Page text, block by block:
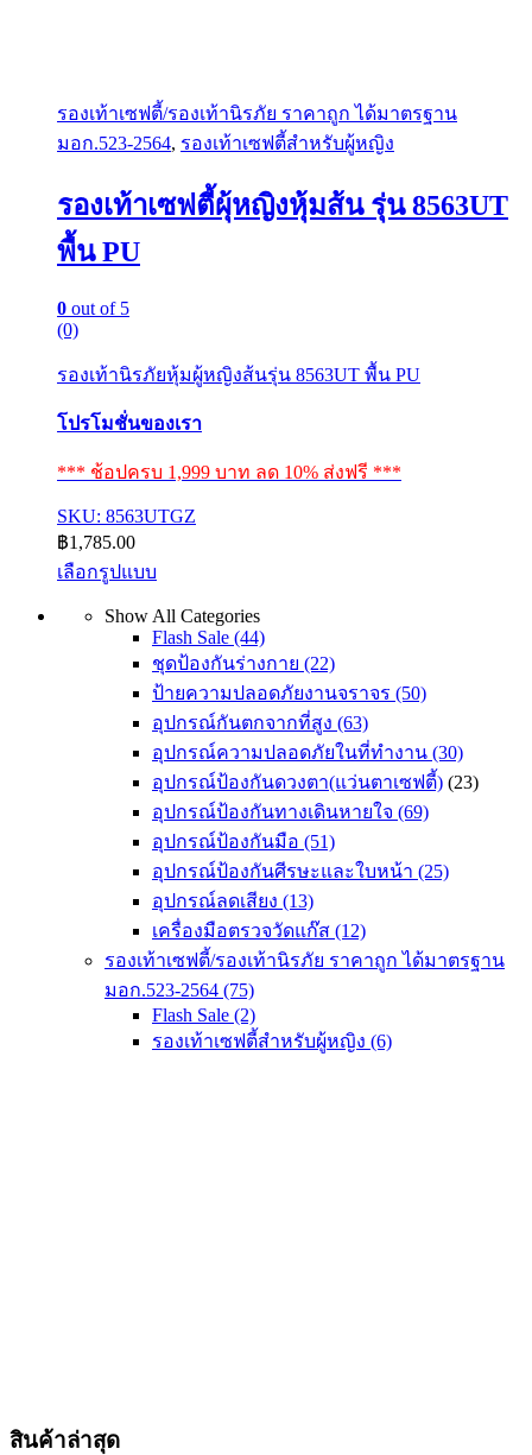
รองเท้าเซฟตี้/รองเท้านิรภัย ราคาถูก ได้มาตรฐาน
มอก.523-2564, รองเท้าเซฟตี้สำหรับผู้หญิง
รองเท้าเซฟตี้ผุ้หญิงหุ้มส้น รุ่น 8563UT
พื้น PU
0 out of 5
(0)
รองเท้านิรภัยหุ้มผู้หญิงส้นรุ่น 8563UT พื้น PU
โปรโมชั่นของเรา
*** ช้อปครบ 1,999 บาท ลด 10% ส่งฟรี ***
SKU: 8563UTGZ
฿1,785.00
เลือกรูปแบบ
productShow All Categories
Flash Sale (44)
ชุดป้องกันร่างกาย (22)
ป้ายความปลอดภัยงานจราจร (50)
อุปกรณ์กันตกจากที่สูง (63)
อุปกรณ์ความปลอดภัยในที่ทำงาน (30)
อุปกรณ์ป้องกันดวงตา(แว่นตาเซฟตี้) (23)
อุปกรณ์ป้องกันทางเดินหายใจ (69)
อุปกรณ์ป้องกันมือ (51)
อุปกรณ์ป้องกันศีรษะและใบหน้า (25)
อุปกรณ์ลดเสียง (13)
เครื่องมือตรวจวัดแก๊ส (12)
รองเท้าเซฟตี้/รองเท้านิรภัย ราคาถูก ได้มาตรฐาน
มอก.523-2564 (75)
Flash Sale (2)
รองเท้าเซฟตี้สำหรับผู้หญิง (6)
สินค้าล่าสุด